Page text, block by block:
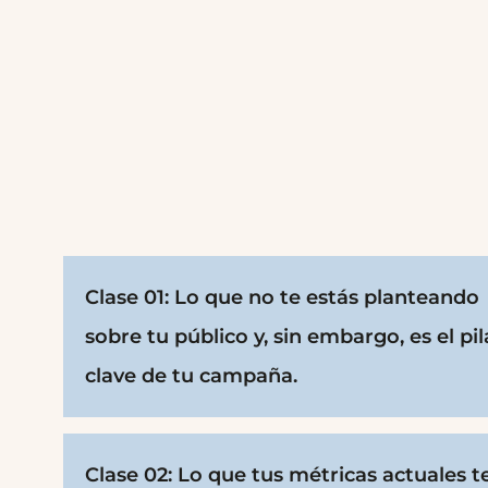
Clase 01: Lo que no te estás planteando
sobre tu público y, sin embargo, es el
clave de tu campaña.
Clase 02: Lo que tus métricas actuales